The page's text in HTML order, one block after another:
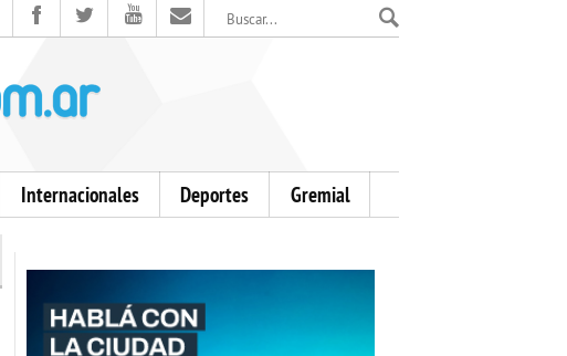
Internacionales Deportes Gremial